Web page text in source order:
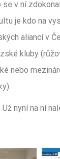
v ní
je kdo na
aliancí v
kluby
nebo
nyní na ní